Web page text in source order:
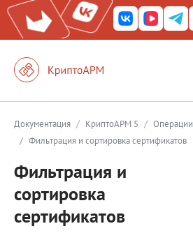
Документация / КриптоАРМ 5 /
/ Фильтрация и сортировка сертификатов
Фильтрация и
сортировка
сертификатов